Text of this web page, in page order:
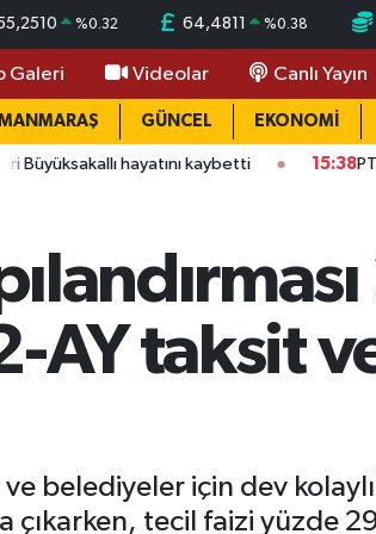
%0.32 64,4811 %0.38
Galeri Videolar Canlı Yayın
GÜNCEL EKONOMİ
hayatını kaybetti 15:38 PTT
AY taksit
belediyeler için dev
çıkarken, tecil faizi yüzde